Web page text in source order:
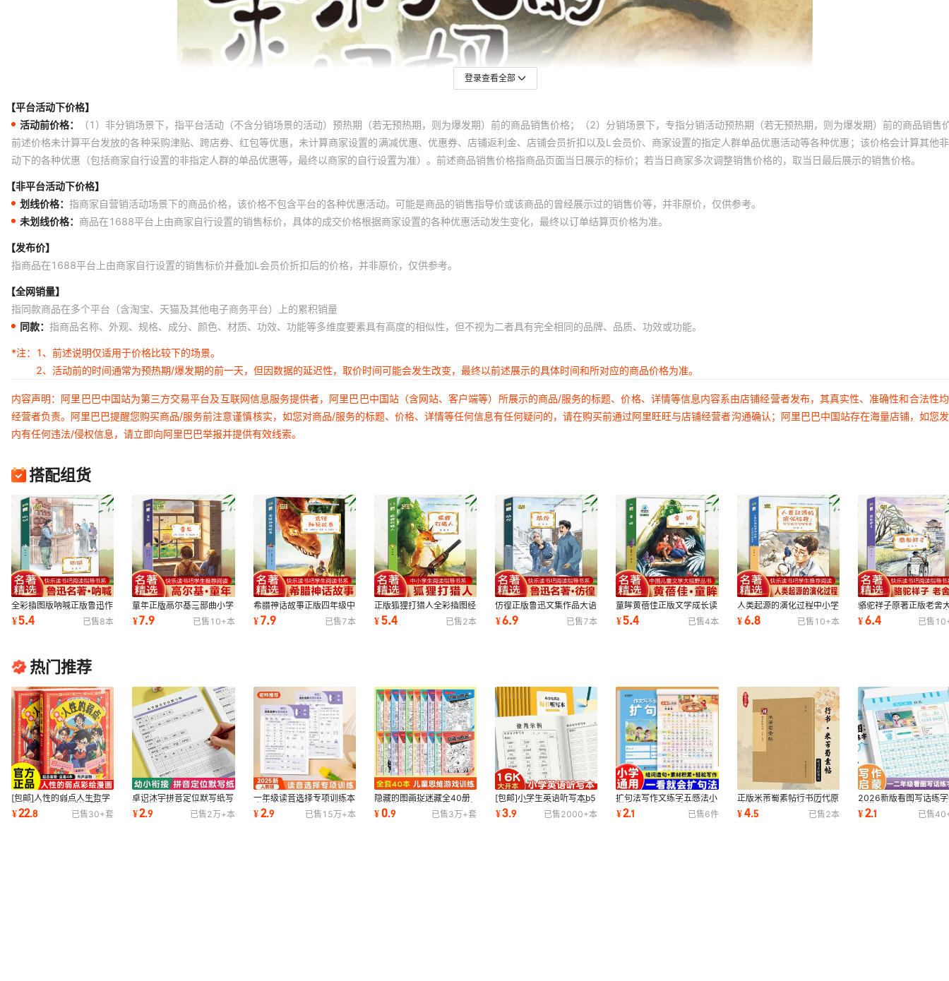
登录查看全部
【平台活动下价格】
活动前价格：
（1）非分销场景下，指平台活动（不含分销场景的活动）预热期（若无预热期，则为爆发期）前的商品销售价格；（2）分销场景下，专指分销活动预热期（若无预热期，则为爆发期）前的商品销售
前述价格未计算平台发放的各种采购津贴、跨店券、红包等优惠，未计算商家设置的满减优惠、优惠券、店铺返利金、店铺会员折扣以及L会员价、商家设置的指定人群单品优惠活动等各种优惠；该价格会计算其他
动下的各种优惠（包括商家自行设置的非指定人群的单品优惠等，最终以商家的自行设置为准）。前述商品销售价格指商品页面当日展示的标价；若当日商家多次调整销售价格的，取当日最后展示的销售价格。
【非平台活动下价格】
划线价格： 指商家自营销活动场景下的商品价格，该价格不包含平台的各种优惠活动。可能是商品的销售指导价或该商品的曾经展示过的销售价等，并非原价，仅供参考。
未划线价格： 商品在1688平台上由商家自行设置的销售标价，具体的成交价格根据商家设置的各种优惠活动发生变化，最终以订单结算页价格为准。
【发布价】
指商品在1688平台上由商家自行设置的销售标价并叠加L会员价折扣后的价格，并非原价，仅供参考。
【全网销量】
指同款商品在多个平台（含淘宝、天猫及其他电子商务平台）上的累积销量
同款： 指商品名称、外观、规格、成分、颜色、材质、功效、功能等多维度要素具有高度的相似性，但不视为二者具有完全相同的品牌、品质、功效或功能。
*注：
1、前述说明仅适用于价格比较下的场景。
2、活动前的时间通常为预热期/爆发期的前一天，但因数据的延迟性，取价时间可能会发生改变，最终以前述展示的具体时间和所对应的商品价格为准。
内容声明：阿里巴巴中国站为第三方交易平台及互联网信息服务提供者，阿里巴巴中国站（含网站、客户端等）所展示的商品/服务的标题、价格、详情等信息内容系由店铺经营者发布，其真实性、准确性和合法性
经营者负责。阿里巴巴提醒您购买商品/服务前注意谨慎核实，如您对商品/服务的标题、价格、详情等任何信息有任何疑问的，请在购买前通过阿里旺旺与店铺经营者沟通确认；阿里巴巴中国站存在海量店铺，如您
内有任何违法/侵权信息，请立即向阿里巴巴举报并提供有效线索。
搭配组货
全彩插图版呐喊正版鲁迅作
品文集儿童文学小学生课外
阅读系列丛书
¥5.4 已售8本
童年正版高尔基三部曲小学
六年级语文阅读课外书必读
儿童故事书籍
¥7.9 已售 10+本
希腊神话故事正版四年级中
小学生快乐读书吧阅读经典
文学课外书籍
¥7.9 已售7本
正版狐狸打猎人全彩插图经
典中小学生一二三四五六年
级阅读课外书
¥5.4 已售2本
仿徨正版鲁迅文集作品大语
文中小学生一二三四五六年
级阅读课外书
¥6.9 已售7本
童眸黄蓓佳正版文学成长读
物中小学生一二三四五六年
级阅读课外书
¥5.4 已售4本
人类起源的演化过程中小学
生一二三四五六年级阅读课
外书推荐
¥6.8 已售 10+本
骆驼祥子原著正版老舍
文中小学生一二三四五
级阅读课外书
¥6.4 已售
热门推荐
[包邮]人性的弱点人生哲学
为人处事人际关系沟通技巧
青少年版
¥22.8 已售30+套
卓识沐宇拼音定位默写纸写
汉语拼音练字帖声母韵母练
习本零基础
¥2.9 已售2万+本
一年级读音选择专项训练本
小学人教版语文同步看拼音
写词语练字帖
¥2.9 已售 15万+本
隐藏的图画捉迷藏全40册
小学生专注力训练找不同大
小开本小开本
¥0.9 已售3万+套
[包邮]小学生英语听写本b5
单词短语句子练习本英语本
3-6笔记本
¥3.9 已售2000+本
扩句法写作文练字五感法小
学生专用看图写话专项训练
素材积累字帖
¥2.1 已售6件
正版米芾蜀素帖行书历代原
碑全彩拓印初学者入门毛笔
书法练习字帖
¥4.5 已售2本
2026新版看图写话练
小学一二年级书写作文
注音描红练习本
¥2.1 已售